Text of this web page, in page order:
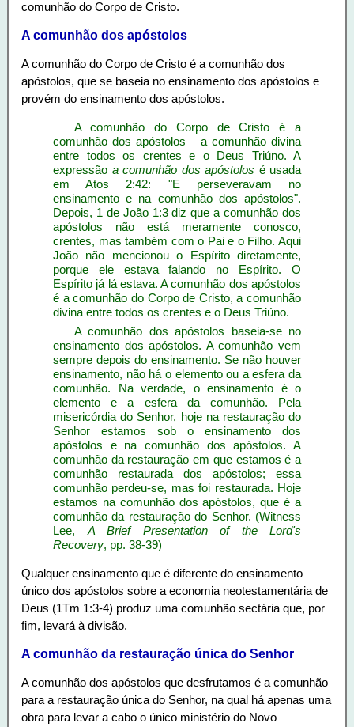
comunhão do Corpo de Cristo.
A comunhão dos apóstolos
A comunhão do Corpo de Cristo é a comunhão dos
apóstolos, que se baseia no ensinamento dos apóstolos e
provém do ensinamento dos apóstolos.
A comunhão do Corpo de Cristo é a
comunhão dos apóstolos – a comunhão divina
entre todos os crentes e o Deus Triúno. A
expressão a comunhão dos apóstolos é usada
em Atos 2:42: "E perseveravam no
ensinamento e na comunhão dos apóstolos".
Depois, 1 de João 1:3 diz que a comunhão dos
apóstolos não está meramente conosco,
crentes, mas também com o Pai e o Filho. Aqui
João não mencionou o Espírito diretamente,
porque ele estava falando no Espírito. O
Espírito já lá estava. A comunhão dos apóstolos
é a comunhão do Corpo de Cristo, a comunhão
divina entre todos os crentes e o Deus Triúno.
A comunhão dos apóstolos baseia-se no
ensinamento dos apóstolos. A comunhão vem
sempre depois do ensinamento. Se não houver
ensinamento, não há o elemento ou a esfera da
comunhão. Na verdade, o ensinamento é o
elemento e a esfera da comunhão. Pela
misericórdia do Senhor, hoje na restauração do
Senhor estamos sob o ensinamento dos
apóstolos e na comunhão dos apóstolos. A
comunhão da restauração em que estamos é a
comunhão restaurada dos apóstolos; essa
comunhão perdeu-se, mas foi restaurada. Hoje
estamos na comunhão dos apóstolos, que é a
comunhão da restauração do Senhor. (Witness
Lee, A Brief Presentation of the Lord's
Recovery, pp. 38-39)
Qualquer ensinamento que é diferente do ensinamento
único dos apóstolos sobre a economia neotestamentária de
Deus (1Tm 1:3-4) produz uma comunhão sectária que, por
fim, levará à divisão.
A comunhão da restauração única do Senhor
A comunhão dos apóstolos que desfrutamos é a comunhão
para a restauração única do Senhor, na qual há apenas uma
obra para levar a cabo o único ministério do Novo